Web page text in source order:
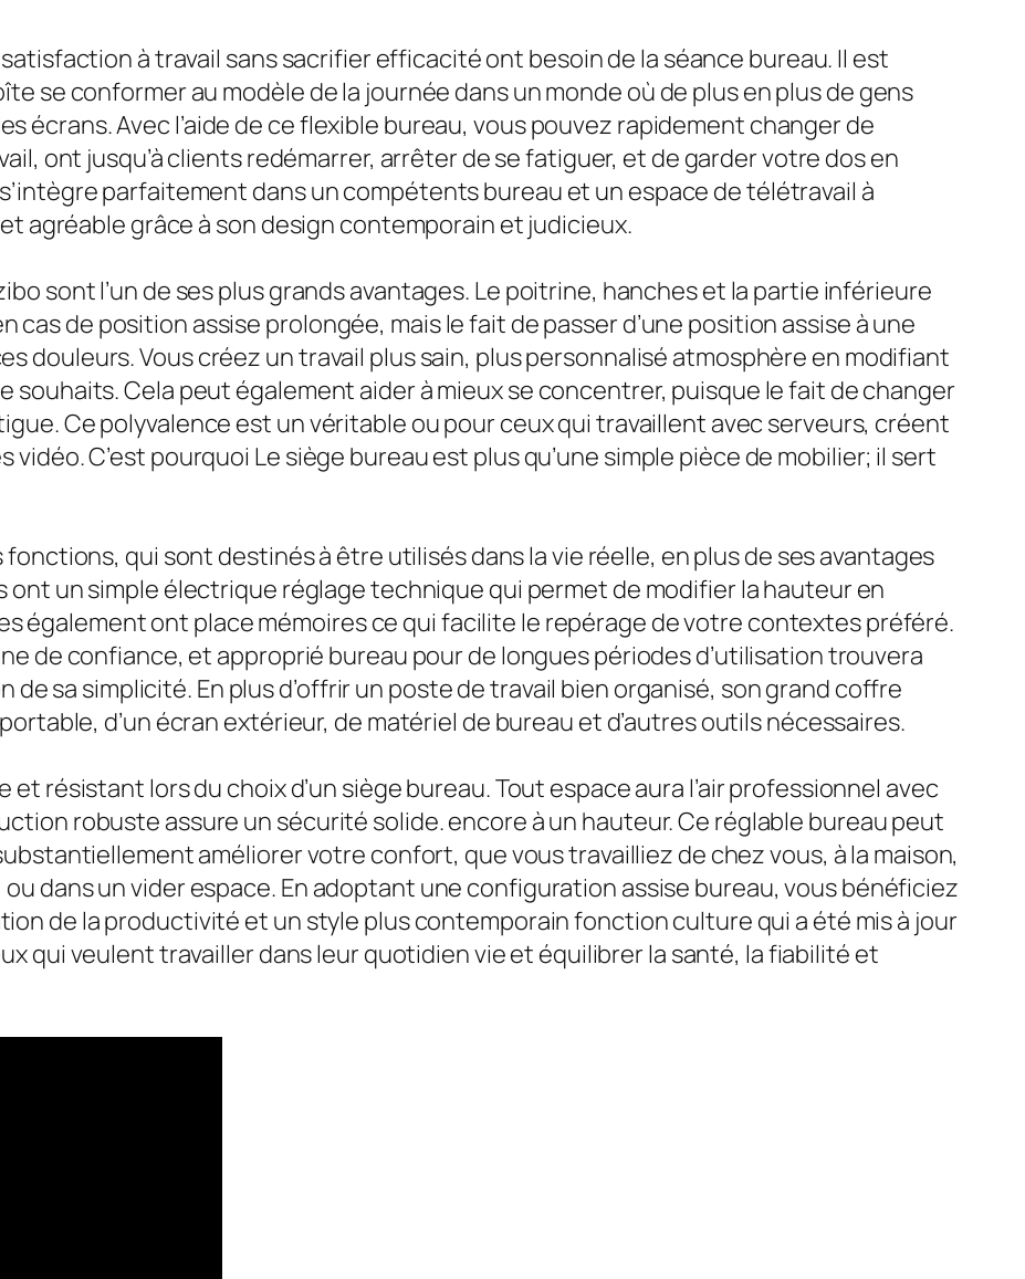
à travail sans sacrifier efficacité ont besoin de la séance bureau. Il est
se conformer au modèle de la journée dans un monde où de plus en plus de gens
écrans. Avec l’aide de ce flexible bureau, vous pouvez rapidement changer de
ont jusqu’à clients redémarrer, arrêter de se fatiguer, et de garder votre dos en
parfaitement dans un compétents bureau et un espace de télétravail à
agréable grâce à son design contemporain et judicieux.
sont l’un de ses plus grands avantages. Le poitrine, hanches et la partie inférieure
de position assise prolongée, mais le fait de passer d’une position assise à une
douleurs. Vous créez un travail plus sain, plus personnalisé atmosphère en modifiant
souhaits. Cela peut également aider à mieux se concentrer, puisque le fait de changer
Ce polyvalence est un véritable ou pour ceux qui travaillent avec serveurs, créent
C’est pourquoi Le siège bureau est plus qu’une simple pièce de mobilier; il sert
qui sont destinés à être utilisés dans la vie réelle, en plus de ses avantages
ont un simple électrique réglage technique qui permet de modifier la hauteur en
également ont place mémoires ce qui facilite le repérage de votre contextes préféré.
de confiance, et approprié bureau pour de longues périodes d’utilisation trouvera
de sa simplicité. En plus d’offrir un poste de travail bien organisé, son grand coffre
d’un écran extérieur, de matériel de bureau et d’autres outils nécessaires.
résistant lors du choix d’un siège bureau. Tout espace aura l’air professionnel avec
robuste assure un sécurité solide. encore à un hauteur. Ce réglable bureau peut
améliorer votre confort, que vous travailliez de chez vous, à la maison,
dans un vider espace. En adoptant une configuration assise bureau, vous bénéficiez
de la productivité et un style plus contemporain fonction culture qui a été mis à jour
qui veulent travailler dans leur quotidien vie et équilibrer la santé, la fiabilité et